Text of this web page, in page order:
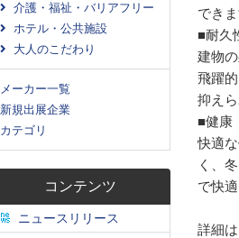
介護・福祉・バリアフリー
ホテル・公共施設
大人のこだわり
メーカー一覧
新規出展企業
カテゴリ
コンテンツ
ニュースリリース
でき
■耐久
建物
飛躍
抑え
■健康
快適
く、
で快
詳細